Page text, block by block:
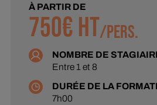
À PARTIR DE
750€ HT/PERS.
NOMBRE DE
Entre 1 et 8
DURÉE DE LA
7h00